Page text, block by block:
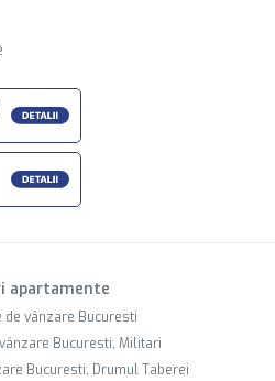
apartamente
de vânzare Bucuresti
Bucuresti, Militari
Bucuresti, Drumul Taberei